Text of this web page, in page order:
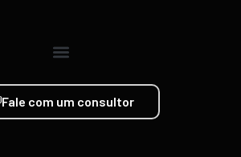
Fale com um consultor